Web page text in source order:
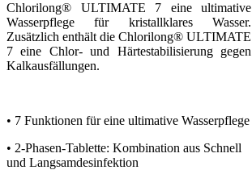
Chlorilong® ULTIMATE 7 eine ultimative
Wasserpflege für kristallklares Wasser.
Zusätzlich enthält die Chlorilong® ULTIMATE
7 eine Chlor- und Härtestabilisierung gegen
Kalkausfällungen.
• 7 Funktionen für eine ultimative Wasserpflege
• 2-Phasen-Tablette: Kombination aus Schnell
und Langsamdesinfektion